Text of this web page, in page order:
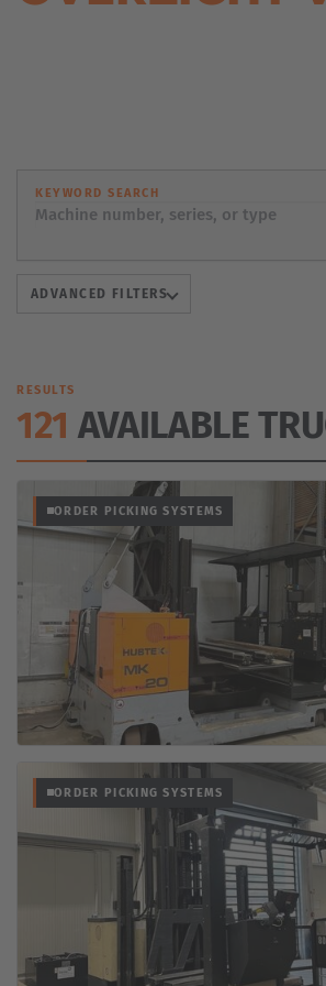
KEYWORD SEARCH
ADVANCED FILTERS
RESULTS
121 AVAILABLE
ORDER PICKING SYSTEMS
ORDER PICKING SYSTEMS